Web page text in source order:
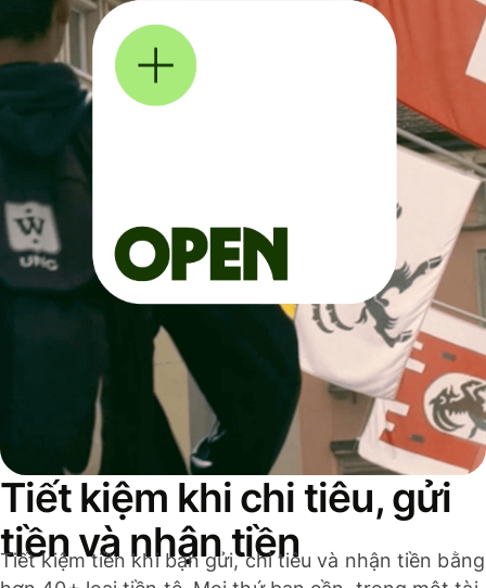
Tiết kiệm khi chi tiêu, gửi
tiền và nhận tiền
Tiết kiệm tiền khi bạn gửi, chi tiêu và nhận tiền bằng